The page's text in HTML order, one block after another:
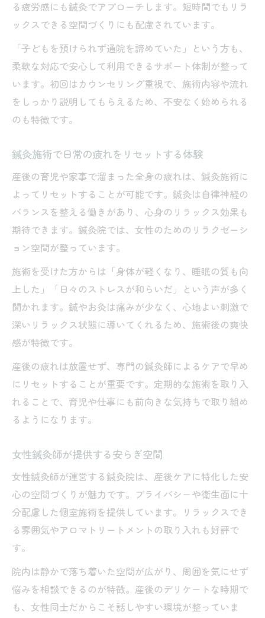
る疲労感にも鍼灸でアプローチします。短時間でもリラ
ックスできる空間づくりにも配慮されています。
「子どもを預けられず通院を諦めていた」という方も、
柔軟な対応で安心して利用できるサポート体制が整って
います。初回はカウンセリング重視で、施術内容や流れ
をしっかり説明してもらえるため、不安なく始められる
のも特徴です。
鍼灸施術で日常の疲れをリセットする体験
産後の育児や家事で溜まった全身の疲れは、鍼灸施術に
よってリセットすることが可能です。鍼灸は自律神経の
バランスを整える働きがあり、心身のリラックス効果も
期待できます。鍼灸院では、女性のためのリラクゼーシ
ョン空間が整っています。
施術を受けた方からは「身体が軽くなり、睡眠の質も向
上した」「日々のストレスが和らいだ」という声が多く
聞かれます。鍼やお灸は痛みが少なく、心地よい刺激で
深いリラックス状態に導いてくれるため、施術後の爽快
感が特徴です。
産後の疲れは放置せず、専門の鍼灸師によるケアで早め
にリセットすることが重要です。定期的な施術を取り入
れることで、育児や仕事にも前向きな気持ちで取り組め
るようになります。
女性鍼灸師が提供する安らぎ空間
女性鍼灸師が運営する鍼灸院は、産後ケアに特化した安
心の空間づくりが魅力です。プライバシーや衛生面に十
分配慮した個室施術を提供しています。リラックスでき
る雰囲気やアロマトリートメントの取り入れも好評で
す。
院内は静かで落ち着いた空間が広がり、周囲を気にせず
悩みを相談できるのが特徴。産後のデリケートな時期で
も、女性同士だからこそ話しやすい環境が整っていま